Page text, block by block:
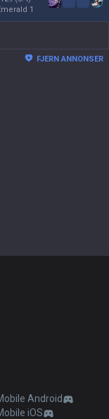
emerald 1
FJERN ANNONSER
Android
iOS